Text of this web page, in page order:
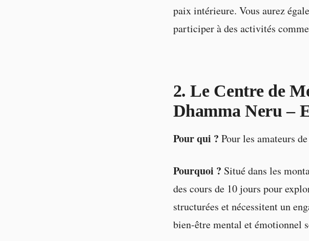
paix intérieure. Vous aurez
participer à des activités
2. Le Centre de
Dhamma Neru –
Pour qui ? Pour les amateurs
Pourquoi ? Situé dans les
des cours de 10 jours pour
structurées et nécessitent un
bien-être mental et émotionnel